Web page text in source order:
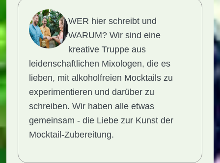
WER hier schreibt und
WARUM? Wir sind eine
kreative Truppe aus
leidenschaftlichen Mixologen, die es
lieben, mit alkoholfreien Mocktails zu
experimentieren und darüber zu
schreiben. Wir haben alle etwas
gemeinsam - die Liebe zur Kunst der
Mocktail-Zubereitung.